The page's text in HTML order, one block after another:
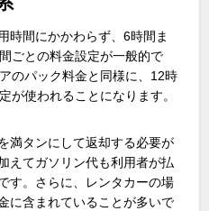
時間にかかわらず、6時間ま
ごとの料金設定が一般的で
のパック料金と同様に、 12時
が使われることになります。
満タンにして返却する必要が
えてガソリン代も利用者が払
す。さらに、レンタカーの場
に含まれていることが多いで